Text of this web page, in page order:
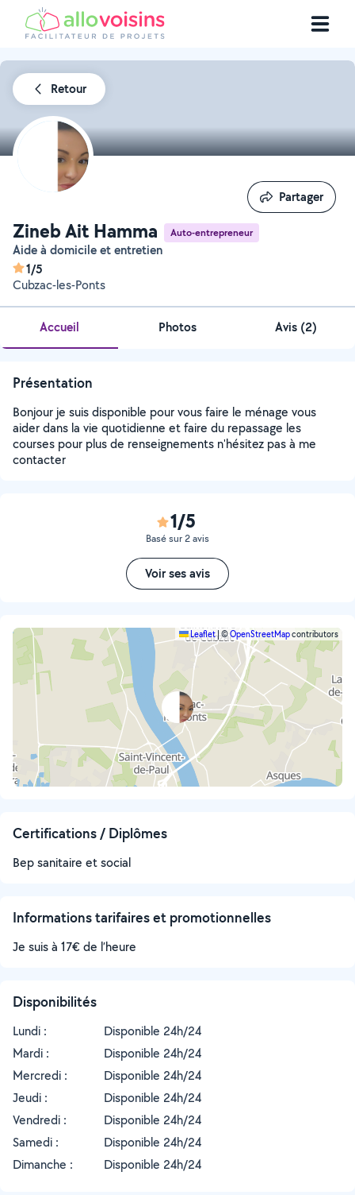
Retour
Zineb Ait Hamma Auto-entrepreneur
Aide à domicile et entretien
1/5
Cubzac-les-Ponts
Partager
Partager
Accueil Photos Avis (2)
Présentation
Bonjour je suis disponible pour vous faire le ménage vous
aider dans la vie quotidienne et faire du repassage les
courses pour plus de renseignements n'hésitez pas à me
contacter
1/5
Basé sur 2 avis
Voir ses avis
Leaflet|©OpenStreetMapcontributors
Certifications / Diplômes
Bep sanitaire et social
Informations tarifaires et promotionnelles
Je suis à 17€ de l’heure
Disponibilités
Lundi :
Disponible 24h/24
Mardi :
Disponible 24h/24
Mercredi :
Disponible 24h/24
Jeudi :
Disponible 24h/24
Vendredi :
Disponible 24h/24
Samedi :
Disponible 24h/24
Dimanche :
Disponible 24h/24